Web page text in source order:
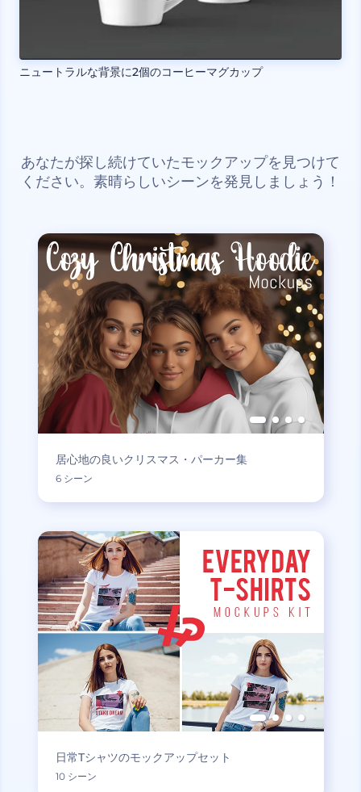
ニュートラルな背景に2個のコーヒーマグカップ
あなたが探し続けていたモックアップを見つけて
ください。素晴らしいシーンを発見しましょう！
居心地の良いクリスマス・パーカー集
6 シーン
日常Tシャツのモックアップセット
10 シーン